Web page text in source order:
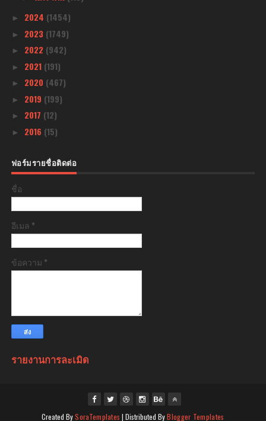
► 2024 (1454)
► 2023 (1749)
► 2022 (942)
► 2021 (191)
► 2020 (467)
► 2019 (199)
► 2017 (12)
► 2016 (15)
ฟอร์มรายชื่อติดต่อ
ชื่อ
อีเมล *
ข้อความ *
รายงานการละเมิด
Created BySoraTemplates | Distributed ByBlogger Templates